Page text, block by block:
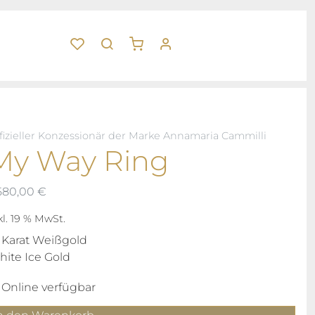
Konzessionär der Marke Annamaria Cammilli
Way Ring
€
19 % MwSt.
Karat Weißgold
Ice Gold
Online verfügbar